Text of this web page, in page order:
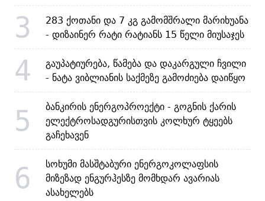
3
283 ქოთანი და 7 კგ გამომშრალი მარიხუანა
- დიზაინერ რატი რატიანს 15 წელი მიუსაჯეს
4
გაუპატიურება, წამება და დაკარგული ჩვილი
- ნატა ვიბლიანის საქმეზე გამოძიება დაიწყო
5
ბანკირის ენერგოპროექტი - გოგნის ქარის
ელექტროსადგურისთვის კოლხურ ტყეებს
გაჩეხავენ
6
სოხუმი მასშტაბური ენერგოკოლაფსის
მიზეზად ენგურჰესზე მომხდარ ავარიას
ასახელებს